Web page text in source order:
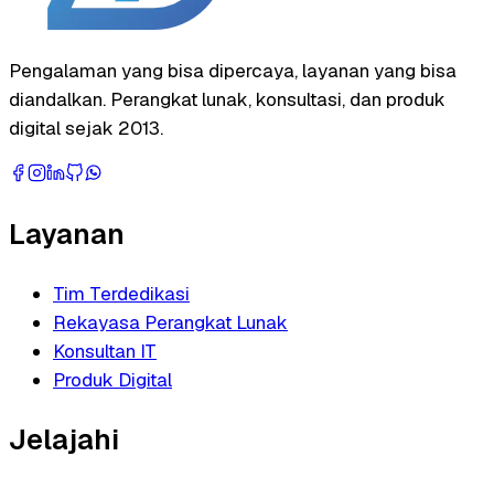
Pengalaman yang bisa dipercaya, layanan yang bisa
diandalkan. Perangkat lunak, konsultasi, dan produk
digital sejak 2013.
Layanan
Tim Terdedikasi
Rekayasa Perangkat Lunak
Konsultan IT
Produk Digital
Jelajahi